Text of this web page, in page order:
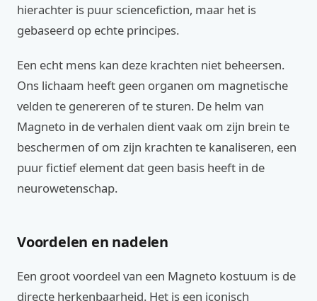
hierachter is puur sciencefiction, maar het is
gebaseerd op echte principes.
Een echt mens kan deze krachten niet beheersen.
Ons lichaam heeft geen organen om magnetische
velden te genereren of te sturen. De helm van
Magneto in de verhalen dient vaak om zijn brein te
beschermen of om zijn krachten te kanaliseren, een
puur fictief element dat geen basis heeft in de
neurowetenschap.
Voordelen en nadelen
Een groot voordeel van een Magneto kostuum is de
directe herkenbaarheid. Het is een iconisch